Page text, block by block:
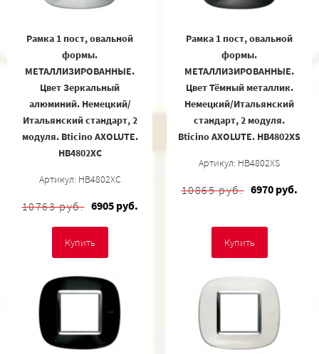
Рамка 1 пост, овальной
формы.
МЕТАЛЛИЗИРОВАННЫЕ.
Цвет Зеркальный
алюминий. Немецкий/
Итальянский стандарт, 2
модуля. Bticino AXOLUTE.
HB4802XC
Артикул: HB4802XC
10763 руб. 6905 руб.
Купить
Рамка 1 пост, овальной
формы.
МЕТАЛЛИЗИРОВАННЫЕ.
Цвет Тёмный металлик.
Немецкий/Итальянский
стандарт, 2 модуля.
Bticino AXOLUTE. HB4802XS
Артикул: HB4802XS
10865 руб. 6970 руб.
Купить